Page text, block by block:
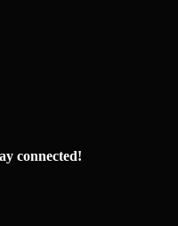
connected!